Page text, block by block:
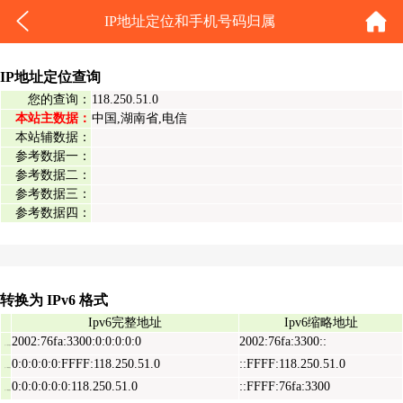
IP地址定位和手机号码归属
IP地址定位查询
您的查询： 118.250.51.0
本站主数据： 中国,湖南省,电信
本站辅数据：
参考数据一：
参考数据二：
参考数据三：
参考数据四：
转换为 IPv6 格式
Ipv6完整地址 Ipv6缩略地址
2002:76fa:3300:0:0:0:0:0 2002:76fa:3300::
0:0:0:0:0:FFFF:118.250.51.0 ::FFFF:118.250.51.0
0:0:0:0:0:0:118.250.51.0 ::FFFF:76fa:3300